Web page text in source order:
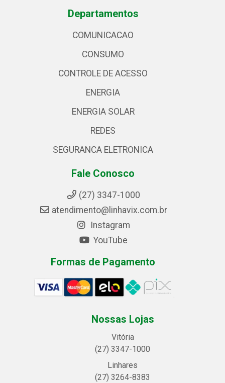
Departamentos
COMUNICACAO
CONSUMO
CONTROLE DE ACESSO
ENERGIA
ENERGIA SOLAR
REDES
SEGURANCA ELETRONICA
Fale Conosco
(27) 3347-1000
atendimento@linhavix.com.br
Instagram
YouTube
Formas de Pagamento
Nossas Lojas
Vitória
(27) 3347-1000
Linhares
(27) 3264-8383